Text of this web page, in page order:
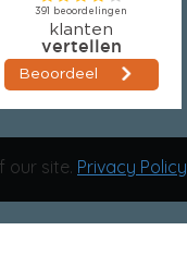
our site. Privacy Policy